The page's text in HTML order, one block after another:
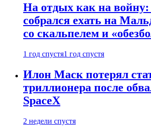
На отдых как на войну:
собрался ехать на
со скальпелем и
1 год спустя1 год спустя
Илон Маск потерял
триллионера после
SpaceX
2 недели спустя